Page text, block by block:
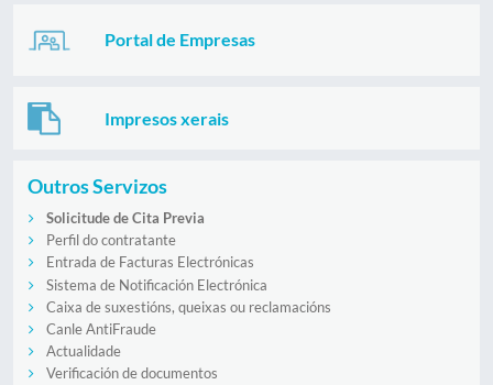
Portal de Empresas
Impresos xerais
Outros Servizos
Solicitude de Cita Previa
Perfil do contratante
Entrada de Facturas Electrónicas
Sistema de Notificación Electrónica
Caixa de suxestións, queixas ou reclamacións
Canle AntiFraude
Actualidade
Verificación de documentos